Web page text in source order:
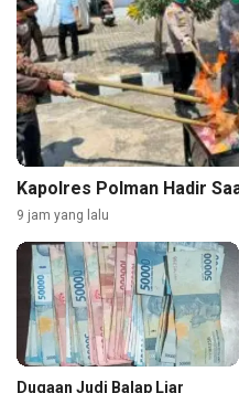
Kapolres Polman Hadir
9 jam yang lalu
Dugaan Judi Balap Liar